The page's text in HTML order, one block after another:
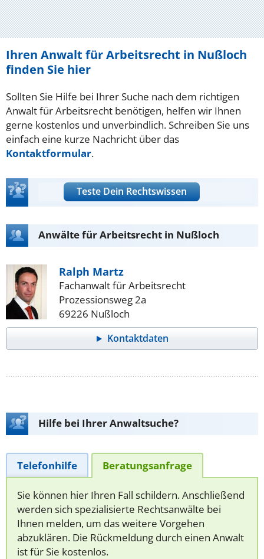
Ihren Anwalt für Arbeitsrecht in Nußloch
finden Sie hier
Sollten Sie Hilfe bei Ihrer Suche nach dem richtigen
Anwalt für Arbeitsrecht benötigen, helfen wir Ihnen
gerne kostenlos und unverbindlich. Schreiben Sie uns
einfach eine kurze Nachricht über das
Kontaktformular.
Teste Dein Rechtswissen
Anwälte für Arbeitsrecht in Nußloch
Ralph Martz
Fachanwalt für Arbeitsrecht
Prozessionsweg 2a
69226 Nußloch
Kontaktdaten
Hilfe bei Ihrer Anwaltsuche?
Telefonhilfe Beratungsanfrage
Sie können hier Ihren Fall schildern. Anschließend
werden sich spezialisierte Rechtsanwälte bei
Ihnen melden, um das weitere Vorgehen
abzuklären. Die Rückmeldung durch einen Anwalt
ist für Sie kostenlos.